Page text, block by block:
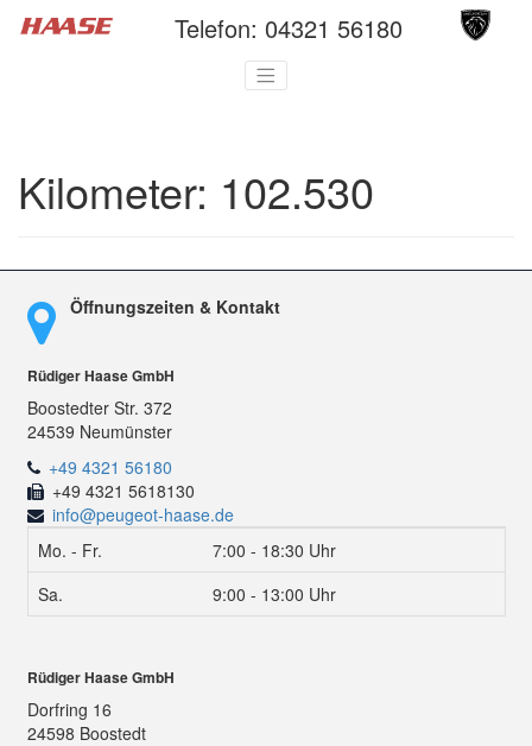
Telefon: 04321 56180
Kilometer: 102.530
Öffnungszeiten & Kontakt
Rüdiger Haase GmbH
Boostedter Str. 372
24539 Neumünster
+49 4321 56180
+49 4321 5618130
info@peugeot-haase.de
Mo. - Fr.
7:00 - 18:30 Uhr
Sa.
9:00 - 13:00 Uhr
Rüdiger Haase GmbH
Dorfring 16
24598 Boostedt